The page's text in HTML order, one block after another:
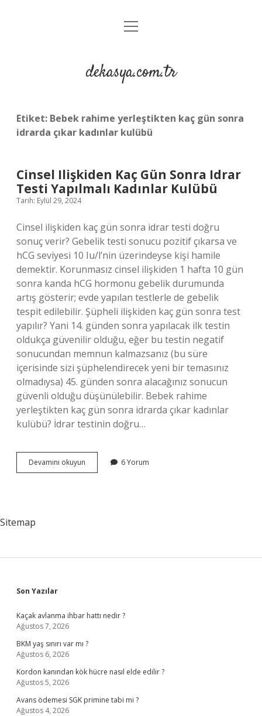
Anasayfa
Yasal Uyarı
menüyü
dekasya.com.tr
Etiket: Bebek rahime yerleştikten kaç gün sonra
idrarda çıkar kadınlar kulübü
Cinsel Ilişkiden Kaç Gün Sonra Idrar
Testi Yapılmalı Kadınlar Kulübü
Tarih: Eylül 29, 2024
Cinsel ilişkiden kaç gün sonra idrar testi doğru
sonuç verir? Gebelik testi sonucu pozitif çıkarsa ve
hCG seviyesi 10 Iu/l’nin üzerindeyse kişi hamile
demektir. Korunmasız cinsel ilişkiden 1 hafta 10 gün
sonra kanda hCG hormonu gebelik durumunda
artış gösterir; evde yapılan testlerle de gebelik
tespit edilebilir. Şüpheli ilişkiden kaç gün sonra test
yapılır? Yani 14. günden sonra yapılacak ilk testin
oldukça güvenilir olduğu, eğer bu testin negatif
sonucundan memnun kalmazsanız (bu süre
içerisinde sizi şüphelendirecek yeni bir temasınız
olmadıysa) 45. günden sonra alacağınız sonucun
güvenli olduğu düşünülebilir. Bebek rahime
yerleştikten kaç gün sonra idrarda çıkar kadınlar
kulübü? İdrar testinin doğru…
Devamını okuyun
Ilişkiden
Kulübü
6 Yorum
Sitemap
Sidebar
Son Yazılar
Kaçak avlanma ihbar hattı nedir ?
Ağustos 7, 2026
BKM yaş sınırı var mı ?
Ağustos 6, 2026
Kordon kanından kök hücre nasıl elde edilir ?
Ağustos 5, 2026
Avans ödemesi SGK primine tabi mi ?
Ağustos 4, 2026